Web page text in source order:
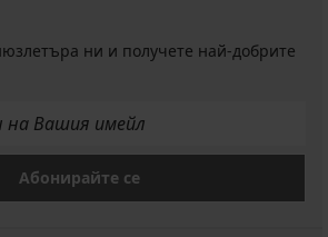
ни и получете най-добрите
Абонирайте се